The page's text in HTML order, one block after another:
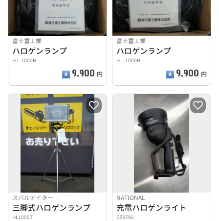
富士重工業
ハロゲンランプ
H.L.1000H
9,900 円
富士重工業
ハロゲンランプ
H.L.1000H
9,900 円
スバルナイター
三脚式ハロゲンランプ
HL1000T
NATIONAL
充電ハロゲンライト
EZ3792